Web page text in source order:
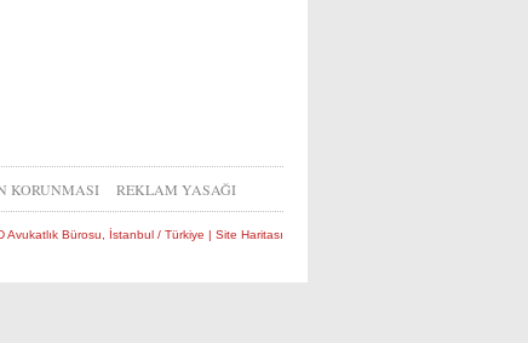
KORUNMASI REKLAM YASAĞI
Avukatlık Bürosu, İstanbul / Türkiye | Site Haritası